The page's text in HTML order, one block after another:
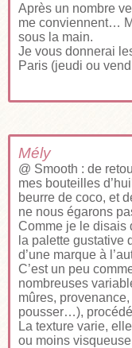
Après un nombre
me conviennent…
sous la main.
Je vous donnerai
Paris (jeudi ou
Mély
@ Smooth : de
mes bouteilles
beurre de coco, et
ne nous égarons
Comme je le disais
la palette gustative
d’une marque à
C’est un peu
nombreuses
mûres,
pousser…),
La texture varie,
ou moins